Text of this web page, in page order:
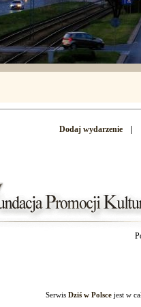
Dodaj wydarzenie
Serwis Dziś w Polscejest w